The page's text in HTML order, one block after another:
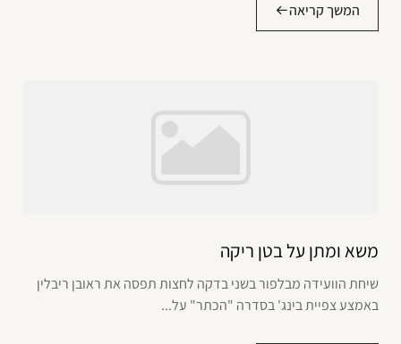
המשך קריאה
משא ומתן על בטן ריקה
שיחת הוועידה מבלפור בשני בדקה לחצות תפסה את ראובן ריבלין
באמצע צפיית בינג' בסדרה "הכתר" על...